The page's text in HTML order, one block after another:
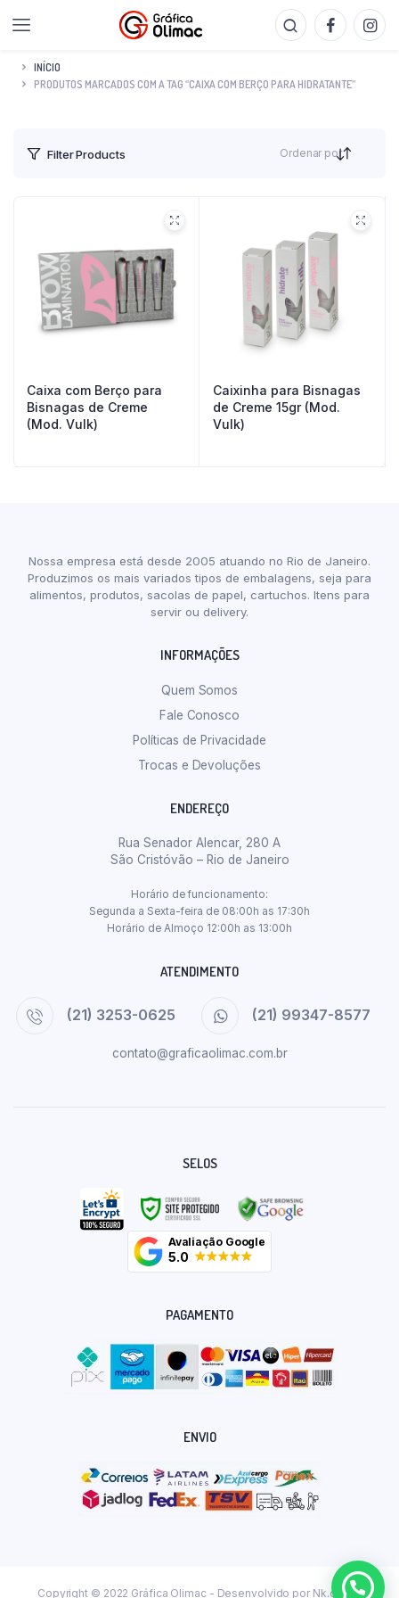
INÍCIO
PRODUTOS MARCADOS COM A TAG “CAIXA COM BERÇO PARA HIDRATANTE”
Filter Products Ordenar por
Caixa com Berço para
Bisnagas de Creme
(Mod. Vulk)
Caixinha para Bisnagas
de Creme 15gr (Mod.
Vulk)
Nossa empresa está desde 2005 atuando no Rio de Janeiro.
Produzimos os mais variados tipos de embalagens, seja para
alimentos, produtos, sacolas de papel, cartuchos. Itens para
servir ou delivery.
INFORMAÇÕES
Quem Somos
Fale Conosco
Políticas de Privacidade
Trocas e Devoluções
ENDEREÇO
Rua Senador Alencar, 280 A
São Cristóvão – Rio de Janeiro
Horário de funcionamento:
Segunda a Sexta-feira de 08:00h as 17:30h
Horário de Almoço 12:00h as 13:00h
ATENDIMENTO
(21) 3253-0625 (21) 99347-8577
contato@graficaolimac.com.br
SELOS
Avaliação Google
5.0
PAGAMENTO
ENVIO
Copyright © 2022 Gráfica Olimac - Desenvolvido por Nk.dev.br